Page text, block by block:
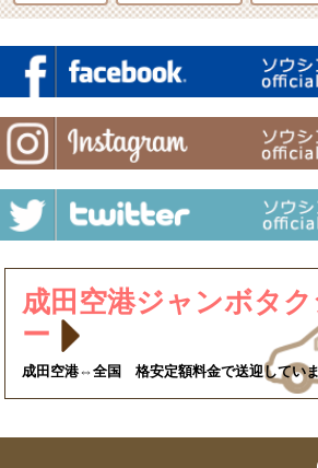
成田空港ジャンボタ
ー
成田空港⇔全国 格安定額料金で送迎していま